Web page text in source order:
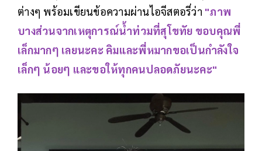
ต่างๆ พร้อมเขียนข้อความผ่านไอจีสตอรี่ว่า "ภาพ
บางส่วนจากเหตุการณ์น้ำท่วมที่สุโขทัย ขอบคุณพี่
เล็กมากๆ เลยนะคะ คิมและพี่หมากขอเป็นกำลังใจ
เล็กๆ น้อยๆ และขอให้ทุกคนปลอดภัยนะคะ"